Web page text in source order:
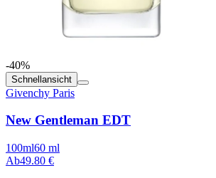
-40%
Schnellansicht
Givenchy Paris
New Gentleman EDT
100ml60 ml
Ab49.80 €